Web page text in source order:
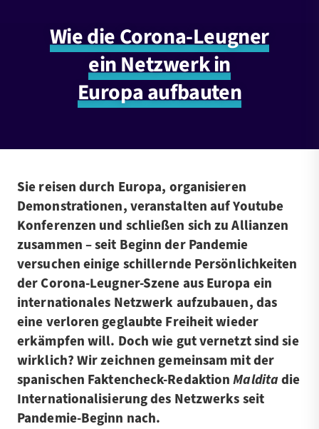
Wie die Corona-Leugner
ein Netzwerk in
Europa aufbauten
Sie reisen durch Europa, organisieren
Demonstrationen, veranstalten auf Youtube
Konferenzen und schließen sich zu Allianzen
zusammen – seit Beginn der Pandemie
versuchen einige schillernde Persönlichkeiten
der Corona-Leugner-Szene aus Europa ein
internationales Netzwerk aufzubauen, das
eine verloren geglaubte Freiheit wieder
erkämpfen will. Doch wie gut vernetzt sind sie
wirklich? Wir zeichnen gemeinsam mit der
spanischen Faktencheck-RedaktionMalditadie
Internationalisierung des Netzwerks seit
Pandemie-Beginn nach.